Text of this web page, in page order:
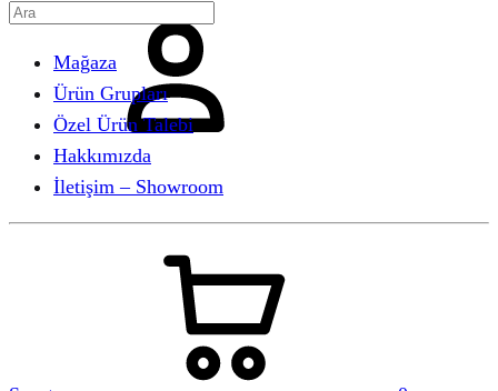
Mağaza
Ürün Grupları
Özel Ürün Talebi
Hakkımızda
İletişim – Showroom